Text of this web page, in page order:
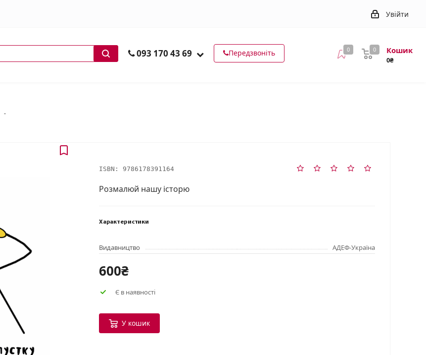
Увійти
093 170 43 69 Передзвоніть 0 Кошик
0₴
0
-
ISBN: 9786178391164
Розмалюй нашу історю
Характеристики
Видавництво АДЕФ-Україна
600₴
Є в наявності
У кошик